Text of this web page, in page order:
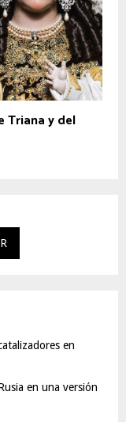
Triana y del
en
en una versión